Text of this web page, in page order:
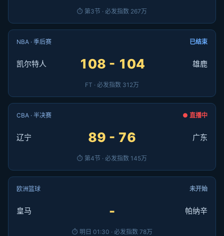
⏱ 第3节 · 必发指数 267万
NBA · 季后赛 已结束
凯尔特人 108 - 104 雄鹿
FT · 必发指数 312万
CBA · 半决赛 ● 直播中
辽宁 89 - 76 广东
⏱ 第4节 · 必发指数 145万
欧洲篮球 未开始
皇马 - 帕纳辛
⏱ 明日 01:30 · 必发指数 78万